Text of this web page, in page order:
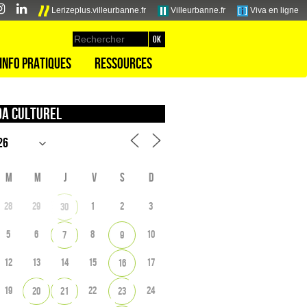
Lerizeplus.villeurbanne.fr Villeurbanne.fr Viva en ligne
Info pratiques Ressources
culturel
M M J V S D
28 29 30 1 2 3
5 6 7 8 9 10
12 13 14 15 16 17
19 20 21 22 23 24